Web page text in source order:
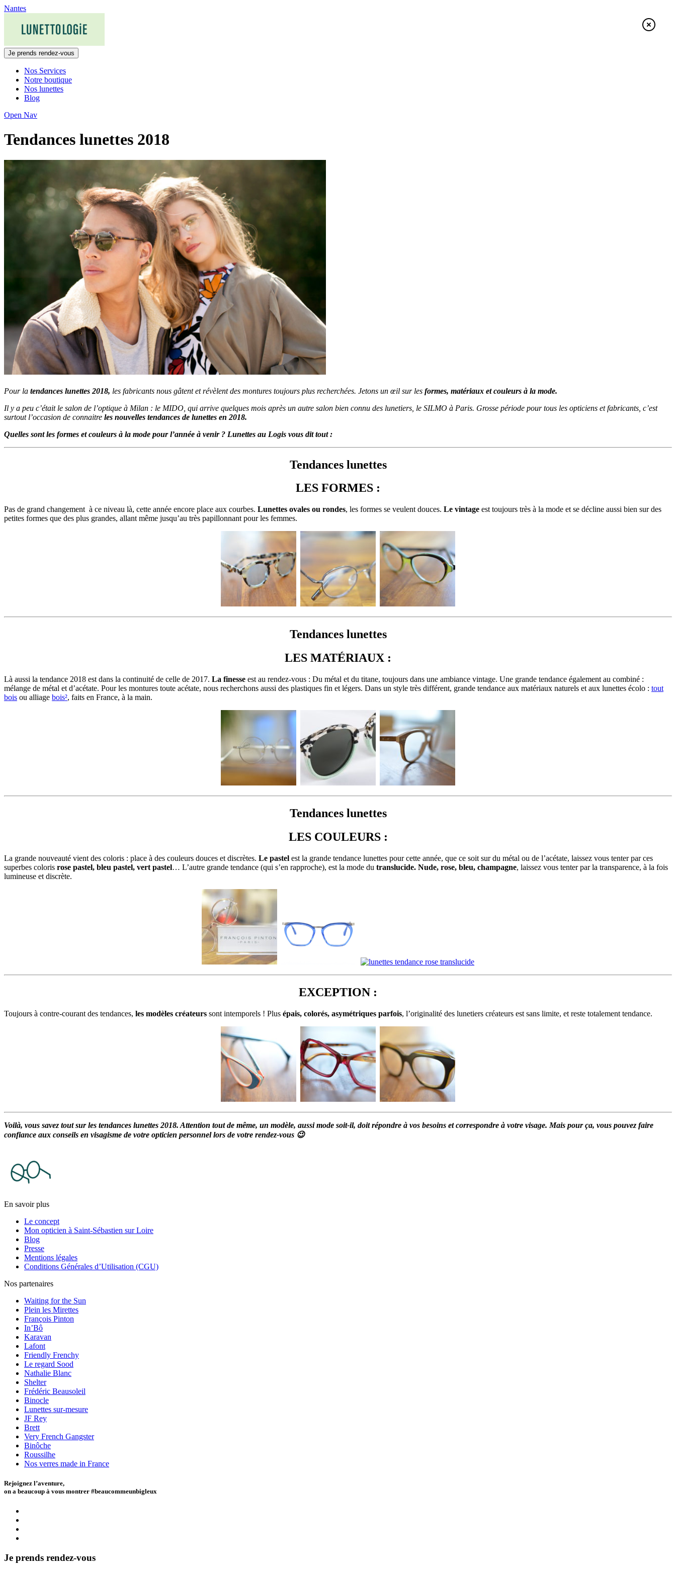
Skip
content
Nantes
Je prends rendez-vous
Nos Services
Notre boutique
Nos lunettes
Blog
Open Nav
Tendances lunettes 2018
Pour la tendances lunettes 2018, les fabricants nous gâtent etrévèlent des montures toujours plus recherchées. Jetons un œil sur les formes, matériaux et couleurs à la mode.
Il y a peu c’était le salon de l’optique à Milan : le MIDO, qui arrive quelques mois après un autre salon bien connu des lunetiers, le SILMO à Paris. Grosse période pour tous les opticiens et fabricants, c’est
surtout l’occasion de connaitre les nouvelles tendances de lunettes en 2018.
Quelles sont les formes et couleurs à la mode pour l’année à venir ? Lunettes au Logis vous dit tout :
Tendances lunettes
LES FORMES :
Pas de grand changement à ce niveau là, cette année encore place aux courbes. Lunettes ovales ou rondes, les formes se veulent douces. Le vintage est toujours très à la mode et se décline aussi bien sur des
petites formes que des plus grandes, allant même jusqu’au très papillonnant pour les femmes.
Tendances lunettes
LES MATÉRIAUX :
Là aussi la tendance 2018 est dans la continuité de celle de 2017. La finesse est au rendez-vous : Du métal et du titane, toujours dans une ambiance vintage. Une grande tendance également au combiné :
mélange de métal et d’acétate. Pour les montures toute acétate, nous recherchons aussi des plastiques fin et légers. Dans un style très différent, grande tendance aux matériaux naturels et aux lunettes écolo : tout
bois ou alliage bois², faits en France, à la main.
Tendances lunettes
LES COULEURS :
La grande nouveauté vient des coloris : place à des couleurs douces et discrètes. Le pastel est la grande tendance lunettes pour cette année, que ce soit sur du métal ou de l’acétate, laissez vous tenter par ces
superbes coloris rose pastel, bleu pastel, vert pastel… L’autre grande tendance (qui s’en rapproche), est la mode du translucide. Nude, rose, bleu, champagne, laissez vous tenter par la transparence, à la fois
lumineuse et discrète.
EXCEPTION :
Toujours à contre-courant des tendances, les modèles créateurs sont intemporels ! Plus épais, colorés, asymétriques parfois, l’originalité des lunetiers créateurs est sans limite, et reste totalement tendance.
Voilà, vous savez tout sur les tendances lunettes 2018. Attention tout de même, un modèle, aussi mode soit-il, doit répondre à vos besoins et correspondre à votre visage. Mais pour ça, vous pouvez faire
confiance aux conseils en visagisme de votre opticien personnel lors de votre rendez-vous 😉
En savoir plus
Le concept
Mon opticien à Saint-Sébastien sur Loire
Blog
Presse
Mentions légales
Conditions Générales d’Utilisation (CGU)
Nos partenaires
Waiting for the Sun
Plein les Mirettes
François Pinton
In’Bô
Karavan
Lafont
Friendly Frenchy
Le regard Sood
Nathalie Blanc
Shelter
Frédéric Beausoleil
Binocle
Lunettes sur-mesure
JF Rey
Brett
Very French Gangster
Binôche
Roussilhe
Nos verres made in France
Rejoignez l’aventure,
on a beaucoup à vous montrer #beaucommeunbigleux
Je prends rendez-vous